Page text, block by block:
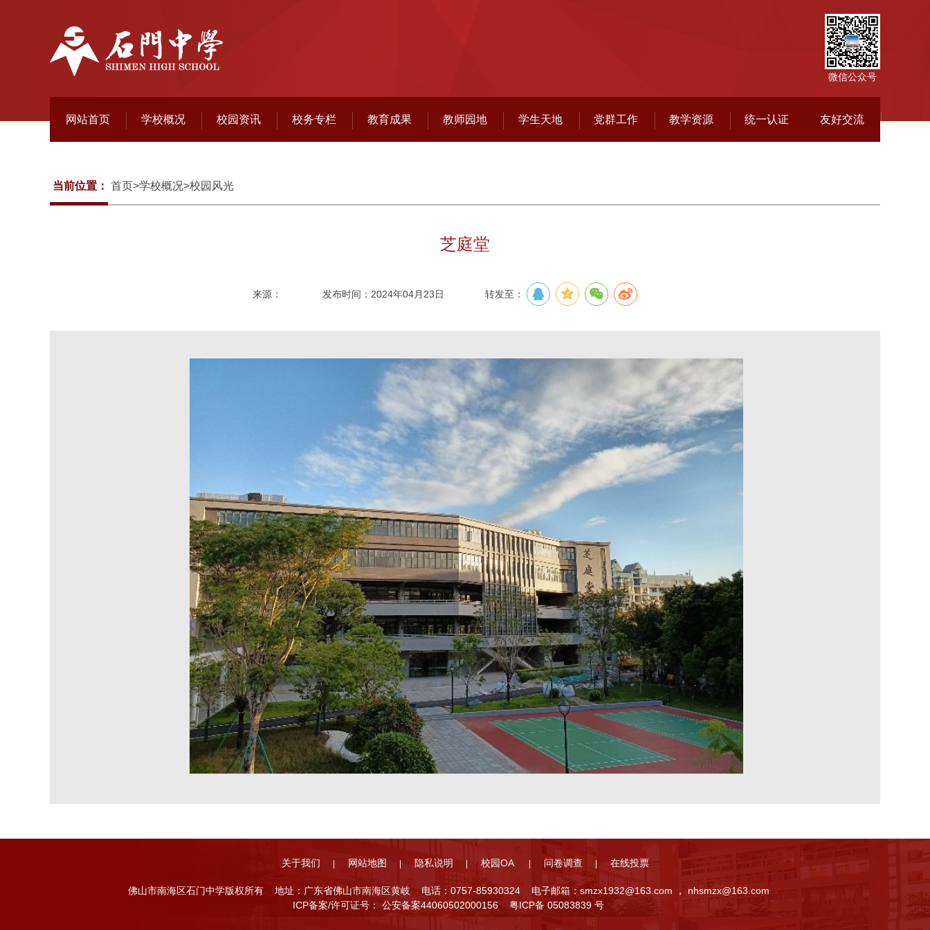
微信公众号
网站首页 学校概况 校园资讯 校务专栏 教育成果 教师园地 学生天地 党群工作 教学资源 统一认证 友好交流
当前位置： 首页>学校概况>校园风光
芝庭堂
来源： 发布时间：2024年04月23日 转发至：
关于我们 网站地图 隐私说明 校园OA 问卷调查 在线投票
佛山市南海区石门中学版权所有 地址：广东省佛山市南海区黄岐 电话：0757-85930324
电子邮箱：smzx1932@163.com ， nhsmzx@163.com
ICP备案/许可证号：
公安备案44060502000156 粤ICP备 05083839 号